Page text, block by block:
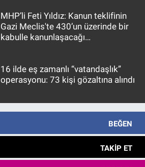
MHP’li Feti Yıldız: Kanun teklifinin
Gazi Meclis'te 430’un üzerinde bir
kabulle kanunlaşacağı
16 ilde eş zamanlı “vatandaşlık”
operasyonu: 73 kişi gözaltına alındı
BEĞEN
TAKIP ET